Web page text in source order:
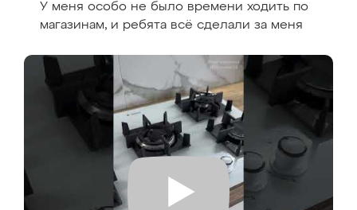
У меня особо не было времени ходить по
магазинам, и ребята всё сделали за меня